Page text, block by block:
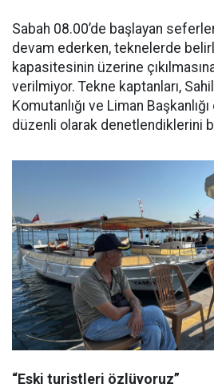
Sabah 08.00’de başlayan
devam ederken, teknelerde
kapasitesinin üzerine
verilmiyor. Tekne kaptanları,
Komutanlığı ve Liman
düzenli olarak denetlendiklerini
“Eski turistleri özlüyoruz”